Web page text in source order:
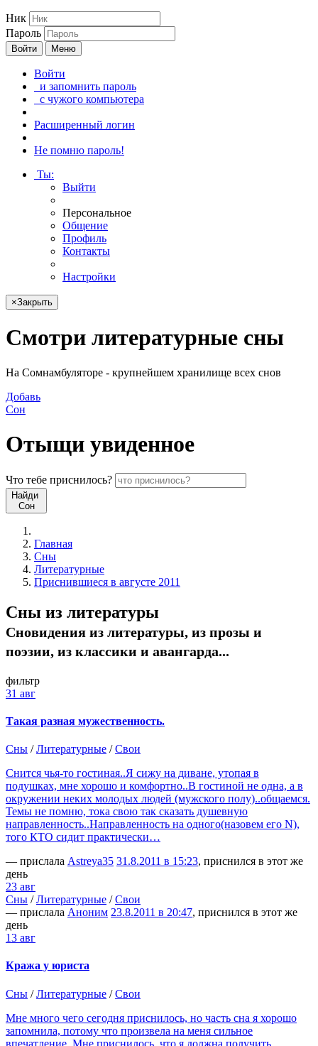
Ник
Пароль
Войти Меню
Войти
и запомнить пароль
с чужого компьютера
Расширенный логин
Не помню пароль!
Ты:
Выйти
Персональное
Общение
Профиль
Контакты
Настройки
×Закрыть
Смотри литературные сны
На Сомнамбуляторе - крупнейшем хранилище всех снов
Добавь
Сон
Отыщи увиденное
Что тебе приснилось?
Найди
Сон
Главная
Сны
Литературные
Приснившиеся в августе 2011
Сны из литературы
Сновидения из литературы, из прозы и
поэзии, из классики и авангарда...
фильтр
31 авг
Такая разная мужественность.
Сны /Литературные /Свои
Снится чья-то гостиная..Я сижу на диване, утопая в
подушках, мне хорошо и комфортно..В гостиной не одна, а в
окружении неких молодых людей (мужского полу)..общаемся.
Темы не помню, тока свою так сказать душевную
направленность..Направленность на одного(назовем его N),
того КТО сидит практически…
— прислала Аstreya35 31.8.2011 в 15:23, приснился в этот же
день
23 авг
Сны /Литературные /Свои
— прислала Аноним 23.8.2011 в 20:47, приснился в этот же
день
13 авг
Кража у юриста
Сны /Литературные /Свои
Мне много чего сегодня приснилось, но часть сна я хорошо
запомнила, потому что произвела на меня сильное
впечатление. Мне приснилось, что я должна получить